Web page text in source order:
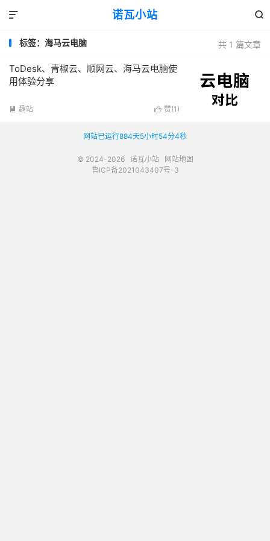
诺瓦小站 

共 1 篇文章
标签：海马云电脑
ToDesk、青椒云、顺网云、海马云电脑使
用体验分享
 赞(1 )
 趣站
网站已运行884天5小时54分4秒
© 2024-2026 诺瓦小站
网站地图
鲁ICP备2021043407号-3